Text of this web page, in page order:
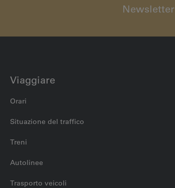
Newsletter
Viaggiare
Orari
Situazione del traffico
Treni
Autolinee
Trasporto veicoli